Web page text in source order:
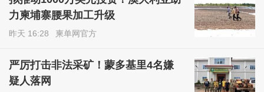
力柬埔寨腰果加工升级
昨天 16:28 柬单网官方
严厉打击非法采矿！蒙多基里4名嫌
疑人落网